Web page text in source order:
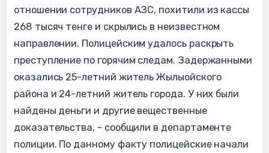
отношении сотрудников АЗС, похитили из кассы
268 тысяч тенге и скрылись в неизвестном
направлении. Полицейским удалось раскрыть
преступление по горячим следам. Задержанными
оказались 25-летний житель Жылыойского
района и 24-летний житель города. У них были
найдены деньги и другие вещественные
доказательства, - сообщили в департаменте
полиции. По данному факту полицейские начали